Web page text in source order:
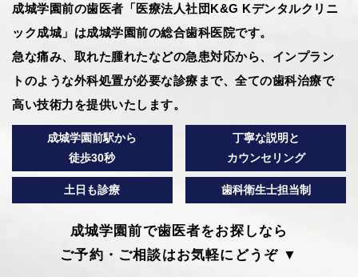
成城学園前の歯医者「医療法人社団K&G Kデンタルクリニ
ック成城」は成城学園前の総合歯科医院です。
急な痛み、取れた腫れたなどの急患対応から、インプラン
トのような外科処置が必要な診療まで、全ての歯科治療で
高い技術力を提供いたします。
成城学園前駅から
徒歩30秒
丁寧な説明と
カウンセリング
土日も診療 歯科衛生士担当制
成城学園前で歯医者をお探しなら
ご予約・ご相談はお気軽にどうぞ ▼